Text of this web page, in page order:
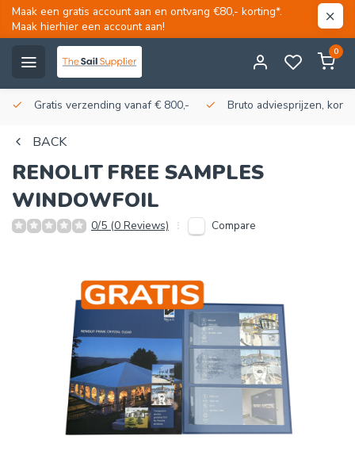
Maak een gratis account aan en ontvang €80,- korting*.
Maak hierhier een account aan!
0
Gratis verzending vanaf € 800,- Bruto adviesprijzen,
BACK
RENOLIT FREE SAMPLES
WINDOWFOIL
0/5 (0 Reviews) Compare